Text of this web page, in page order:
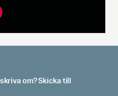
om? Skicka till